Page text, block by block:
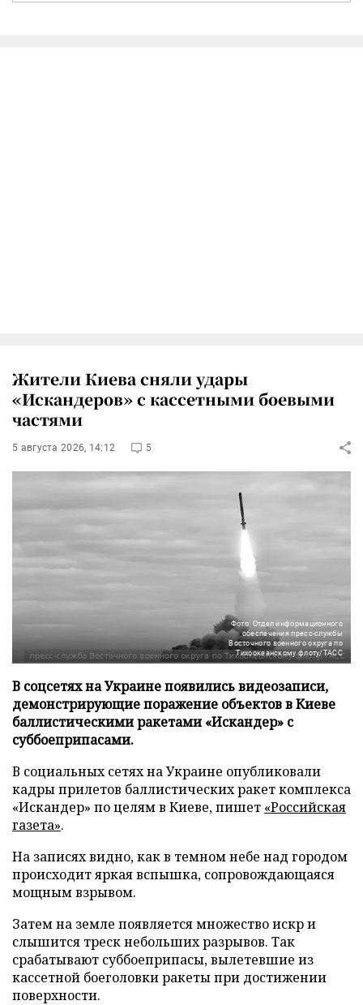
Жители Киева сняли удары
«Искандеров» с кассетными боевыми
частями
5 августа 2026, 14:12 5
Фото: Отдел информационного
обеспечения пресс-службы
Восточного военного округа по
Тихоокеанскому флоту/ТАСС
В соцсетях на Украине появились видеозаписи,
демонстрирующие поражение объектов в Киеве
баллистическими ракетами «Искандер» с
суббоеприпасами.
В социальных сетях на Украине опубликовали
кадры прилетов баллистических ракет комплекса
«Искандер» по целям в Киеве, пишет «Российская
газета».
На записях видно, как в темном небе над городом
происходит яркая вспышка, сопровождающаяся
мощным взрывом.
Затем на земле появляется множество искр и
слышится треск небольших разрывов. Так
срабатывают суббоеприпасы, вылетевшие из
кассетной боеголовки ракеты при достижении
поверхности.